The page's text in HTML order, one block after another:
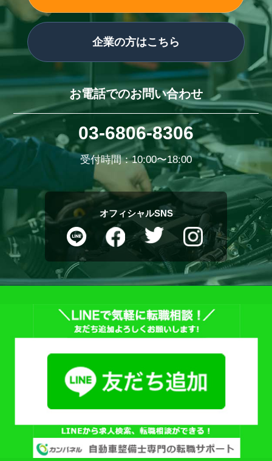
企業の方はこちら
お電話でのお問い合わせ
03-6806-8306
受付時間：10:00〜18:00
オフィシャルSNS